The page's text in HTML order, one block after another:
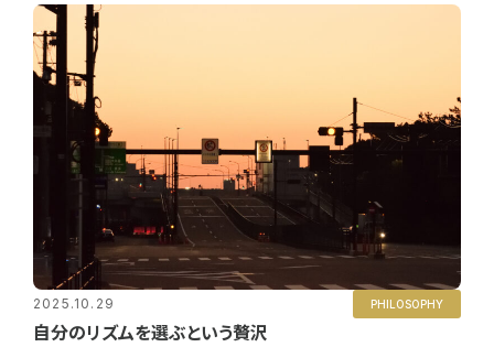
2025.10.29 PHILOSOPHY
自分のリズムを選ぶという贅沢